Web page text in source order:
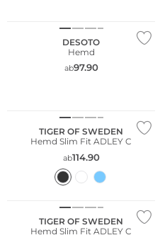
DESOTO
Hemd
ab97.90
TIGER OF SWEDEN
Hemd Slim Fit ADLEY C
ab114.90
TIGER OF SWEDEN
Hemd Slim Fit ADLEY C